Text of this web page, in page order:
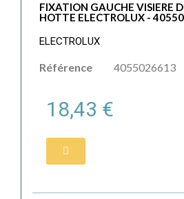
FIXATION GAUCHE VISIERE
HOTTE ELECTROLUX -
ELECTROLUX
Référence 4055026613
18,43 €